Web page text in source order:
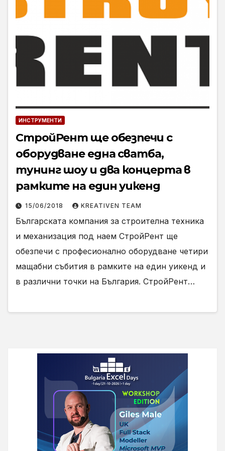
ИНСТРУМЕНТИ
СтройРент ще обезпечи с
оборудване една сватба,
тунинг шоу и два концерта в
рамките на един уикенд
15/06/2018 KREATIVEN TEAM
Българската компания за строителна техника
и механизация под наем СтройРент ще
обезпечи с професионално оборудване четири
мащабни събития в рамките на един уикенд и
в различни точки на България. СтройРент…